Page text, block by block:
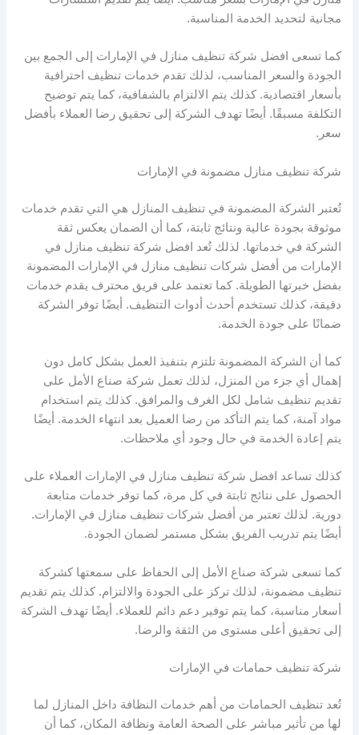
مجانية لتحديد الخدمة المناسبة.
كما تسعى افضل شركة تنظيف منازل في الإمارات إلى الجمع بين
الجودة والسعر المناسب، لذلك تقدم خدمات تنظيف احترافية
بأسعار اقتصادية. كذلك يتم الالتزام بالشفافية، كما يتم توضيح
التكلفة مسبقًا. أيضًا تهدف الشركة إلى تحقيق رضا العملاء بأفضل
سعر.
شركة تنظيف منازل مضمونة في الإمارات
تُعتبر الشركة المضمونة في تنظيف المنازل هي التي تقدم خدمات
موثوقة بجودة عالية ونتائج ثابتة، كما أن الضمان يعكس ثقة
الشركة في خدماتها. لذلك تُعد افضل شركة تنظيف منازل في
الإمارات من أفضل شركات تنظيف منازل في الإمارات المضمونة
بفضل خبرتها الطويلة. كما تعتمد على فريق محترف يقدم خدمات
دقيقة، كذلك تستخدم أحدث أدوات التنظيف. أيضًا توفر الشركة
ضمانًا على جودة الخدمة.
كما أن الشركة المضمونة تلتزم بتنفيذ العمل بشكل كامل دون
إهمال أي جزء من المنزل، لذلك تعمل شركة صناع الأمل على
تقديم تنظيف شامل لكل الغرف والمرافق. كذلك يتم استخدام
مواد آمنة، كما يتم التأكد من رضا العميل بعد انتهاء الخدمة. أيضًا
يتم إعادة الخدمة في حال وجود أي ملاحظات.
كذلك تساعد افضل شركة تنظيف منازل في الإمارات العملاء على
الحصول على نتائج ثابتة في كل مرة، كما توفر خدمات متابعة
دورية. لذلك تعتبر من أفضل شركات تنظيف منازل في الإمارات.
أيضًا يتم تدريب الفريق بشكل مستمر لضمان الجودة.
كما تسعى شركة صناع الأمل إلى الحفاظ على سمعتها كشركة
تنظيف مضمونة، لذلك تركز على الجودة والالتزام. كذلك يتم تقديم
أسعار مناسبة، كما يتم توفير دعم دائم للعملاء. أيضًا تهدف الشركة
إلى تحقيق أعلى مستوى من الثقة والرضا.
شركة تنظيف حمامات في الإمارات
تُعد تنظيف الحمامات من أهم خدمات النظافة داخل المنازل لما
لها من تأثير مباشر على الصحة العامة ونظافة المكان، كما أن